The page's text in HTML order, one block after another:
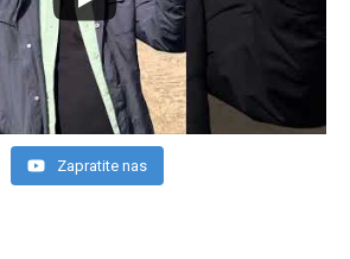
Zapratite nas